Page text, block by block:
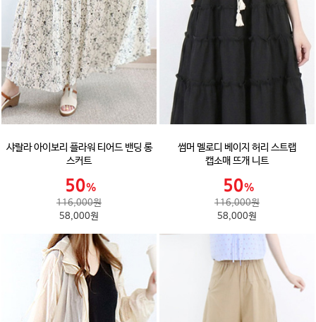
샤랄라 아이보리 플라워 티어드 밴딩 롱
스커트
116,000원
58,000원
썸머 멜로디 베이지 허리 스트랩
캡소매 뜨개 니트
116,000원
58,000원